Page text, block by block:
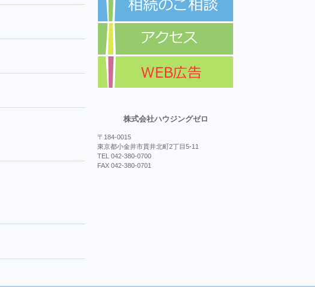
株式会社ハウジングゼロ
〒184-0015
東京都小金井市貫井北町2丁目5-11
TEL 042-380-0700
FAX 042-380-0701